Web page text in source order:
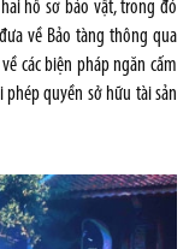
hồ sơ bảo vật, trong đó
về Bảo tàng thông qua
các biện pháp ngăn cấm
quyền sở hữu tài sản